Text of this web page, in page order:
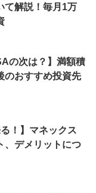
て解説！毎月1万
の次は？】満額積
のおすすめ投資先
る！】マネックス
、デメリットにつ